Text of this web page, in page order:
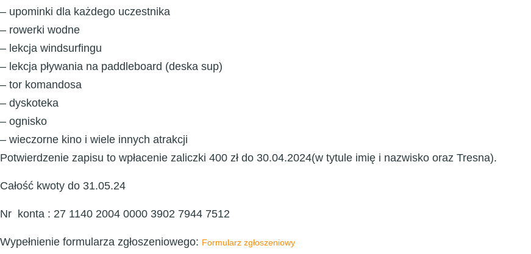
– upominki dla każdego uczestnika
– rowerki wodne
– lekcja windsurfingu
– lekcja pływania na paddleboard (deska sup)
– tor komandosa
– dyskoteka
– ognisko
– wieczorne kino i wiele innych atrakcji
Potwierdzenie zapisu to wpłacenie zaliczki 400 zł do 30.04.2024(w tytule imię i nazwisko oraz Tresna).
Całość kwoty do 31.05.24
Nr konta : 27 1140 2004 0000 3902 7944 7512
Wypełnienie formularza zgłoszeniowego: Formularz zgłoszeniowy